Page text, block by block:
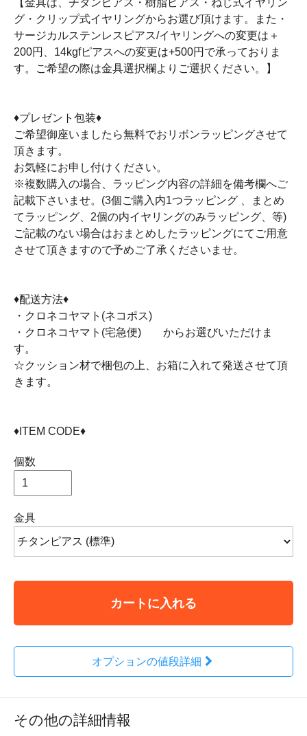
【金具は、チタンピアス・樹脂ピアス・ねじ式イヤリン
グ・クリップ式イヤリングからお選び頂けます。また・
サージカルステンレスピアス/イヤリングへの変更は＋
200円、14kgfピアスへの変更は+500円で承っておりま
す。ご希望の際は金具選択欄よりご選択ください。】
♦プレゼント包装♦
ご希望御座いましたら無料でおリボンラッピングさせて
頂きます。
お気軽にお申し付けください。
※複数購入の場合、ラッピング内容の詳細を備考欄へご
記載下さいませ。(3個ご購入内1つラッピング 、まとめ
てラッピング、2個の内イヤリングのみラッピング、等)
ご記載のない場合はおまとめしたラッピングにてご用意
させて頂きますので予めご了承くださいませ。
♦配送方法♦
・クロネコヤマト(ネコポス)
・クロネコヤマト(宅急便) からお選びいただけま
す。
☆クッション材で梱包の上、お箱に入れて発送させて頂
きます。
♦︎ITEM CODE♦︎
個数
金具
カートに入れる
オプションの値段詳細
その他の詳細情報